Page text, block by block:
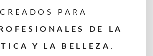
CREADOS PARA
DE LA
Y LA BELLEZA .